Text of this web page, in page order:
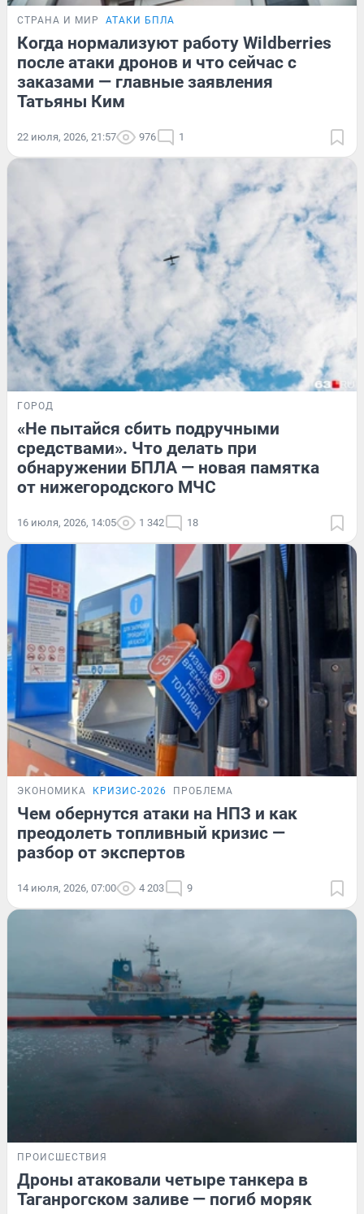
СТРАНА И МИР АТАКИ БПЛА
Когда нормализуют работу Wildberries
после атаки дронов и что сейчас с
заказами — главные заявления
Татьяны Ким
22 июля, 2026, 21:57 976 1
ГОРОД
«Не пытайся сбить подручными
средствами». Что делать при
обнаружении БПЛА — новая памятка
от нижегородского МЧС
16 июля, 2026, 14:05 1 342 18
ЭКОНОМИКА КРИЗИС-2026 ПРОБЛЕМА
Чем обернутся атаки на НПЗ и как
преодолеть топливный кризис —
разбор от экспертов
14 июля, 2026, 07:00 4 203 9
ПРОИСШЕСТВИЯ
Дроны атаковали четыре танкера в
Таганрогском заливе — погиб моряк